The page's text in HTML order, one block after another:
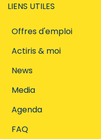
LIENS UTILES
Offres d'emploi
Actiris & moi
News
Media
Agenda
FAQ